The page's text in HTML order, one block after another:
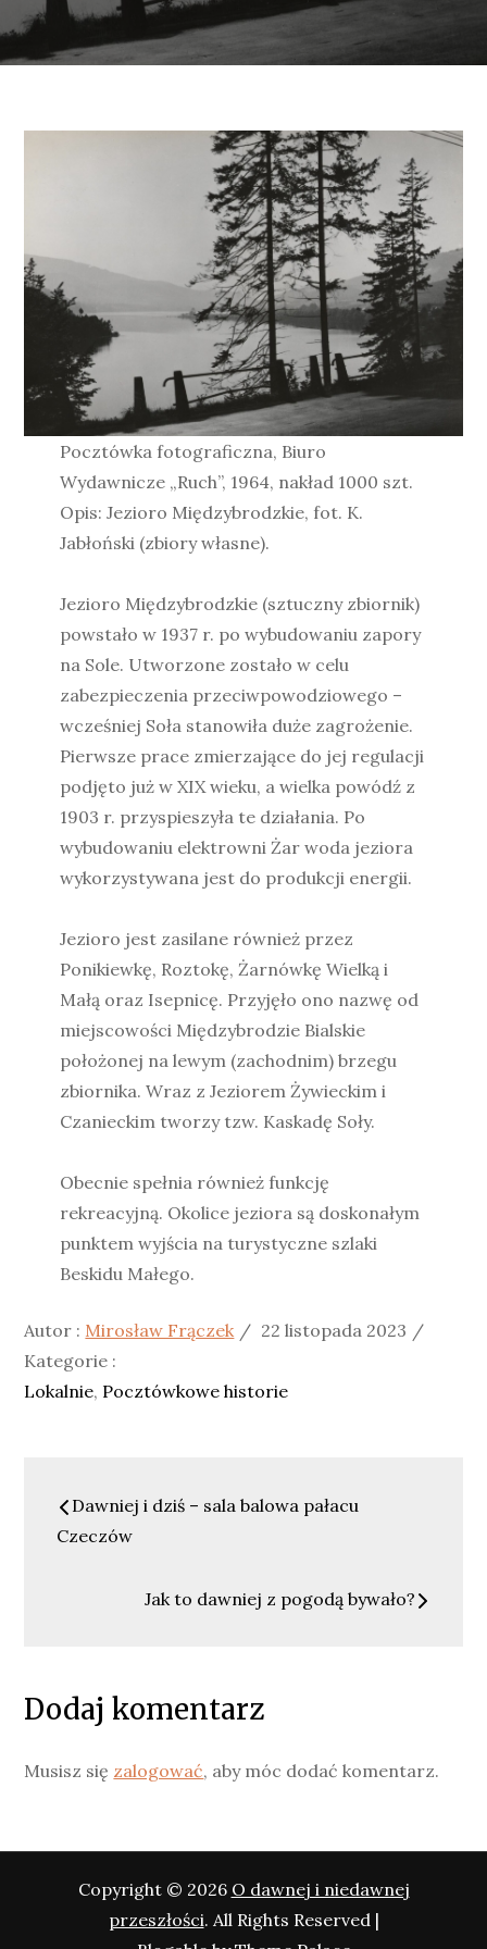
Pocztówka fotograficzna, Biuro
Wydawnicze „Ruch”, 1964, nakład 1000 szt.
Opis: Jezioro Międzybrodzkie, fot. K.
Jabłoński (zbiory własne).
Jezioro Międzybrodzkie (sztuczny zbiornik)
powstało w 1937 r. po wybudowaniu zapory
na Sole. Utworzone zostało w celu
zabezpieczenia przeciwpowodziowego –
wcześniej Soła stanowiła duże zagrożenie.
Pierwsze prace zmierzające do jej regulacji
podjęto już w XIX wieku, a wielka powódź z
1903 r. przyspieszyła te działania. Po
wybudowaniu elektrowni Żar woda jeziora
wykorzystywana jest do produkcji energii.
Jezioro jest zasilane również przez
Ponikiewkę, Roztokę, Żarnówkę Wielką i
Małą oraz Isepnicę. Przyjęło ono nazwę od
miejscowości Międzybrodzie Bialskie
położonej na lewym (zachodnim) brzegu
zbiornika. Wraz z Jeziorem Żywieckim i
Czanieckim tworzy tzw. Kaskadę Soły.
Obecnie spełnia również funkcję
rekreacyjną. Okolice jeziora są doskonałym
punktem wyjścia na turystyczne szlaki
Beskidu Małego.
Autor : Mirosław Frączek
Posted
22 listopada 2023
Kategorie :
Lokalnie Pocztówkowe historie
Nawigacja
wpisu
Dawniej i dziś – sala balowa pałacu
Czeczów
Jak to dawniej z pogodą bywało?
Dodaj komentarz
Musisz się zalogować, aby móc dodać komentarz.
Copyright © 2026 O dawnej i niedawnej
przeszłości. All Rights Reserved |